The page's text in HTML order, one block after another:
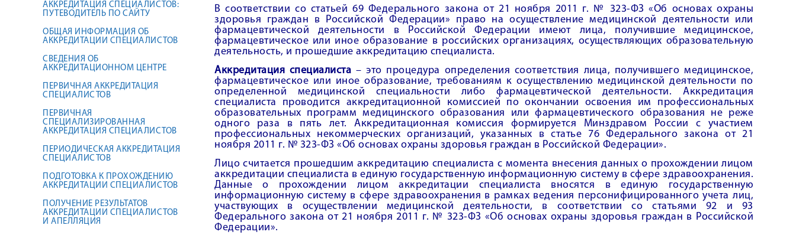
АККРЕДИТАЦИЯ СПЕЦИАЛИСТОВ:
ПУТЕВОДИТЕЛЬ ПО САЙТУ
ОБЩАЯ ИНФОРМАЦИЯ ОБ
АККРЕДИТАЦИИ СПЕЦИАЛИСТОВ
СВЕДЕНИЯ ОБ
АККРЕДИТАЦИОННОМ ЦЕНТРЕ
ПЕРВИЧНАЯ АККРЕДИТАЦИЯ
СПЕЦИАЛИСТОВ
ПЕРВИЧНАЯ
СПЕЦИАЛИЗИРОВАННАЯ
АККРЕДИТАЦИЯ СПЕЦИАЛИСТОВ
ПЕРИОДИЧЕСКАЯ АККРЕДИТАЦИЯ
СПЕЦИАЛИСТОВ
ПОДГОТОВКА К ПРОХОЖДЕНИЮ
АККРЕДИТАЦИИ СПЕЦИАЛИСТОВ
ПОЛУЧЕНИЕ РЕЗУЛЬТАТОВ
АККРЕДИТАЦИИ СПЕЦИАЛИСТОВ
И АПЕЛЛЯЦИЯ
В соответствии со статьей 69 Федерального закона от 21 ноября 2011 г. № 323-ФЗ «Об основах охраны
здоровья граждан в Российской Федерации» право на осуществление медицинской деятельности или
фармацевтической деятельности в Российской Федерации имеют лица, получившие медицинское,
фармацевтическое или иное образование в российских организациях, осуществляющих образовательную
деятельность, и прошедшие аккредитацию специалиста.
Аккредитация специалиста – это процедура определения соответствия лица, получившего медицинское,
фармацевтическое или иное образование, требованиям к осуществлению медицинской деятельности по
определенной медицинской специальности либо фармацевтической деятельности. Аккредитация
специалиста проводится аккредитационной комиссией по окончании освоения им профессиональных
образовательных программ медицинского образования или фармацевтического образования не реже
одного раза в пять лет. Аккредитационная комиссия формируется Минздравом России с участием
профессиональных некоммерческих организаций, указанных в статье 76 Федерального закона от 21
ноября 2011 г. № 323-ФЗ «Об основах охраны здоровья граждан в Российской Федерации».
Лицо считается прошедшим аккредитацию специалиста с момента внесения данных о прохождении лицом
аккредитации специалиста в единую государственную информационную систему в сфере здравоохранения.
Данные о прохождении лицом аккредитации специалиста вносятся в единую государственную
информационную систему в сфере здравоохранения в рамках ведения персонифицированного учета лиц,
участвующих в осуществлении медицинской деятельности, в соответствии со статьями 92 и 93
Федерального закона от 21 ноября 2011 г. № 323-ФЗ «Об основах охраны здоровья граждан в Российской
Федерации».